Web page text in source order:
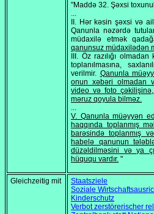
"Maddə 32. Şəxsi
...
II. Hər kəsin şəxsi və
Qanunla nəzərdə
müdaxilə etmək
qanunsuz müdaxilədən
III. Öz razılığı
toplanılmasına,
verilmir. Qanunla
onun xəbəri olmadan
video və foto
məruz qoyula bilməz.
...
V. Qanunla müəyyən
haqqında toplanmış
barəsində toplanmış
habelə qanunun
düzəldilməsini və ya
hüququ vardır. "
Gleichzeitig mit
Staatsziele
Soziale
Kinderschutz
Verbot zerstörerischer